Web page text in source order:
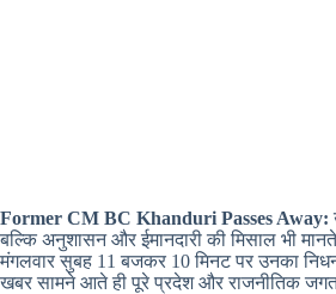
Former CM BC Khanduri Passes Away:
बल्कि अनुशासन और ईमानदारी की मिसाल भी
मंगलवार सुबह 11 बजकर 10 मिनट पर उनका
खबर सामने आते ही पूरे प्रदेश और राजनीतिक